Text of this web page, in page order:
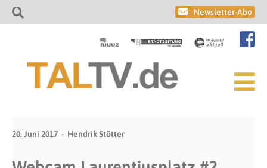
Newsletter-Abo
20. Juni 2017 Hendrik Stötter